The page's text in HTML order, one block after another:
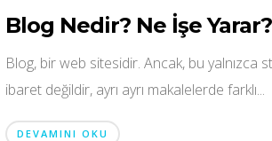
Blog Nedir? Ne İşe Yarar?
Blog, bir web sitesidir. Ancak, bu yalnızca
ibaret değildir, ayrı ayrı makalelerde farklı...
DEVAMINI OKU